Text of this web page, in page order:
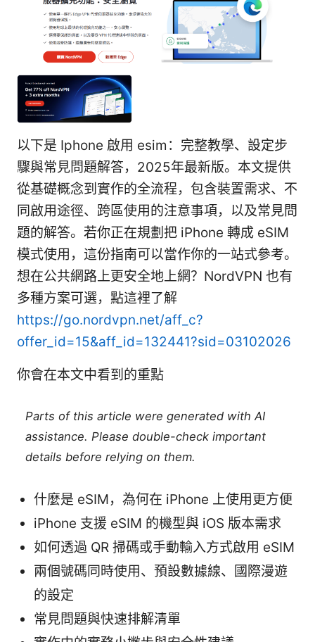
以下是 Iphone 啟用 esim：完整教學、設定步
驟與常見問題解答，2025年最新版。本文提供
從基礎概念到實作的全流程，包含裝置需求、不
同啟用途徑、跨區使用的注意事項，以及常見問
題的解答。若你正在規劃把 iPhone 轉成 eSIM
模式使用，這份指南可以當作你的一站式參考。
想在公共網路上更安全地上網？NordVPN 也有
多種方案可選，點這裡了解
https://go.nordvpn.net/aff_c?
offer_id=15&aff_id=132441?sid=03102026
你會在本文中看到的重點
Parts of this article were generated with AI
assistance. Please double-check important
details before relying on them.
什麼是 eSIM，為何在 iPhone 上使用更方便
iPhone 支援 eSIM 的機型與 iOS 版本需求
如何透過 QR 掃碼或手動輸入方式啟用 eSIM
兩個號碼同時使用、預設數據線、國際漫遊
的設定
常見問題與快速排解清單